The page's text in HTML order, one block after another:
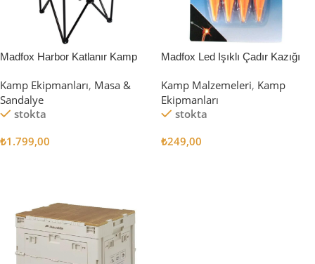
Madfox Harbor Katlanır Kamp
Kamp Ekipmanları, Masa &
Sandalye
stokta
₺1.799,00
Madfox Led Işıklı Çadır Kazığı
Kamp Malzemeleri, Kamp
Ekipmanları
stokta
₺249,00